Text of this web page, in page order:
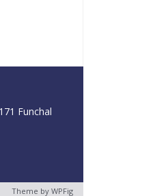
Funchal
Theme by WPFig